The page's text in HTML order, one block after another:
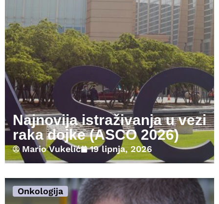
Najnovija istraživanja u vezi
raka dojke (ASCO 2026)
Mario Vukelić 19 lipnja, 2026
Onkologija